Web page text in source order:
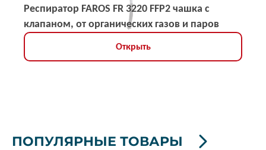
Респиратор FAROS FR 3220 FFP2 чашка с
клапаном, от органических газов и паров
Открыть
ПОПУЛЯРНЫЕ ТОВАРЫ